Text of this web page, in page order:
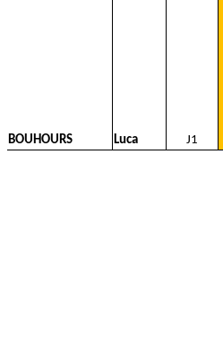
BOUHOURS Luca J1